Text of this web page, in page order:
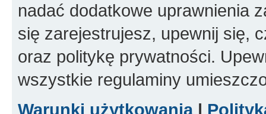
nadać dodatkowe uprawnienia
się zarejestrujesz, upewnij się,
oraz politykę prywatności.
wszystkie regulaminy
Warunki użytkowania|